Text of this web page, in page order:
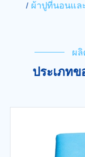
ผ้าปูที่นอนแล
ผ
ประเภทข